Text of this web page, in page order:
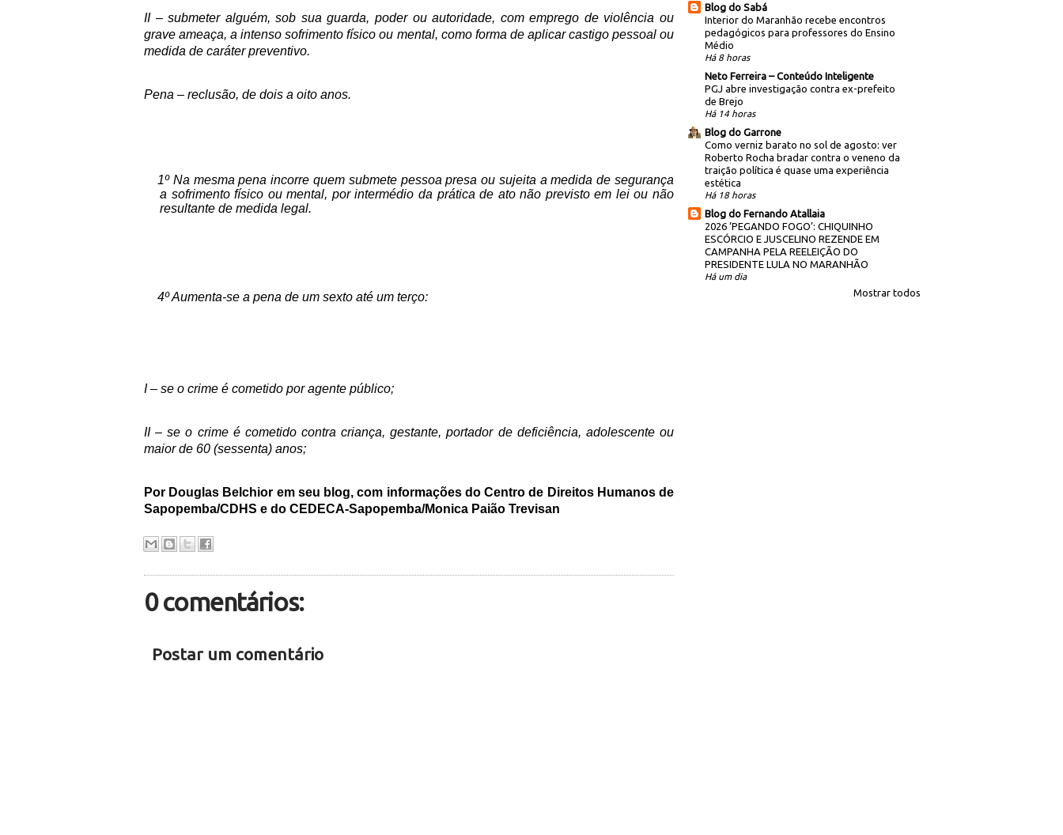
II – submeter alguém, sob sua guarda, poder ou autoridade, com emprego de violência ou
grave ameaça, a intenso sofrimento físico ou mental, como forma de aplicar castigo pessoal ou
medida de caráter preventivo.
Pena – reclusão, de dois a oito anos.
1º Na mesma pena incorre quem submete pessoa presa ou sujeita a medida de segurança
a sofrimento físico ou mental, por intermédio da prática de ato não previsto em lei ou não
resultante de medida legal.
4º Aumenta-se a pena de um sexto até um terço:
I – se o crime é cometido por agente público;
II – se o crime é cometido contra criança, gestante, portador de deficiência, adolescente ou
maior de 60 (sessenta) anos;
Por Douglas Belchior em seu blog, com informações do Centro de Direitos Humanos de
Sapopemba/CDHS e do CEDECA-Sapopemba/Monica Paião Trevisan
0 comentários:
Postar um comentário
Blog do Sabá
Interior do Maranhão recebe encontros
pedagógicos para professores do Ensino
Médio
Há 8 horas
Neto Ferreira – Conteúdo Inteligente
PGJ abre investigação contra ex-prefeito
de Brejo
Há 14 horas
Blog do Garrone
Como verniz barato no sol de agosto: ver
Roberto Rocha bradar contra o veneno da
traição política é quase uma experiência
estética
Há 18 horas
Blog do Fernando Atallaia
2026 ‘PEGANDO FOGO’: CHIQUINHO
ESCÓRCIO E JUSCELINO REZENDE EM
CAMPANHA PELA REELEIÇÃO DO
PRESIDENTE LULA NO MARANHÃO
Há um dia
Mostrar todos